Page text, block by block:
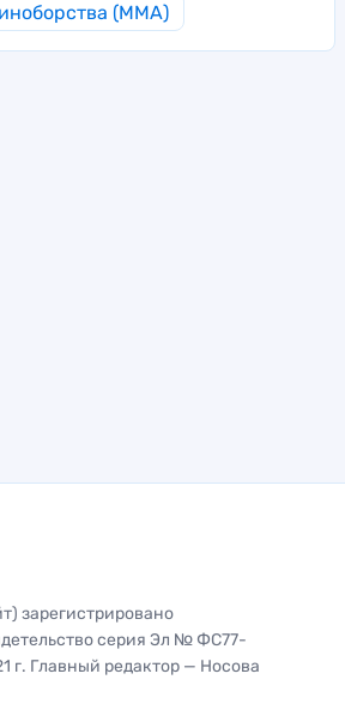
(MMA)
зарегистрировано
серия Эл № ФС77-
г. Главный редактор — Носова